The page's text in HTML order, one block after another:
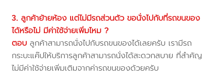
3. ลูกค้าย้ายห้อง แต่ไม่มีรถส่วนตัว ขอนั่งไปกับที่รถขนของ
ได้หรือไม่ มีค่าใช้จ่ายเพิ่มไหม ?
ตอบ ลูกค้าสามารถนั่งไปกับรถขนของได้เลยครับ เรามีรถ
กระบะแค๊ปให้บริการลูกค้าสามารถนั่งได้สะดวกสบาย ที่สำคัญ
ไม่มีค่าใช้จ่ายเพิ่มเติมจากค่ารถขนของด้วยครับ